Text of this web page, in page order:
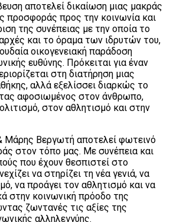
αποτελεί δικαίωση μιας μακράς
προσφοράς προς την κοινωνία και
της συνέπειας με την οποία το
και το όραμα των ιδρυτών του,
οικογενειακή παράδοση
ευθύνης. Πρόκειται για έναν
στη διατήρηση μιας
αλλά εξελίσσει διαρκώς το
αφοσιωμένος στον άνθρωπο,
στον αθλητισμό και στην
Μάρης Βεργωτή αποτελεί φωτεινό
στον τόπο μας. Με συνέπεια και
που έχουν θεσπιστεί στο
να στηρίζει τη νέα γενιά, να
να προάγει τον αθλητισμό και να
στην κοινωνική πρόοδο της
ζωντανές τις αξίες της
αλληλεγγύης.